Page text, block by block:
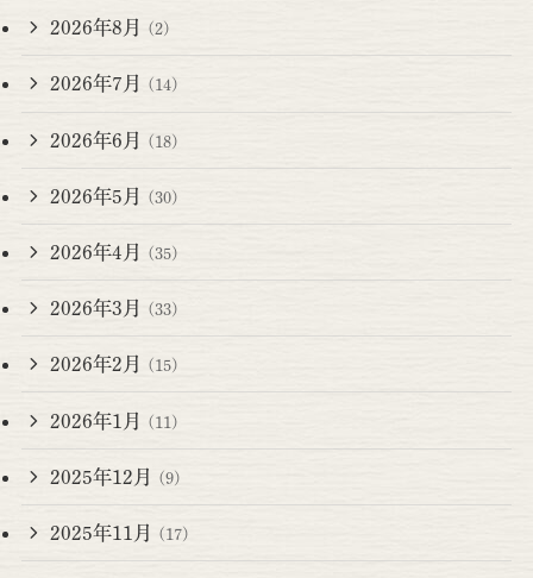
2026年8月 (2)
2026年7月 (14)
2026年6月 (18)
2026年5月 (30)
2026年4月 (35)
2026年3月 (33)
2026年2月 (15)
2026年1月 (11)
2025年12月 (9)
2025年11月 (17)